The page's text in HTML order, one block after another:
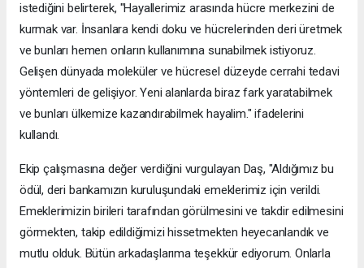
istediğini belirterek, "Hayallerimiz arasında hücre merkezini de
kurmak var. İnsanlara kendi doku ve hücrelerinden deri üretmek
ve bunları hemen onların kullanımına sunabilmek istiyoruz.
Gelişen dünyada moleküler ve hücresel düzeyde cerrahi tedavi
yöntemleri de gelişiyor. Yeni alanlarda biraz fark yaratabilmek
ve bunları ülkemize kazandırabilmek hayalim." ifadelerini
kullandı.
Ekip çalışmasına değer verdiğini vurgulayan Daş, "Aldığımız bu
ödül, deri bankamızın kuruluşundaki emeklerimiz için verildi.
Emeklerimizin birileri tarafından görülmesini ve takdir edilmesini
görmekten, takip edildiğimizi hissetmekten heyecanlandık ve
mutlu olduk. Bütün arkadaşlarıma teşekkür ediyorum. Onlarla